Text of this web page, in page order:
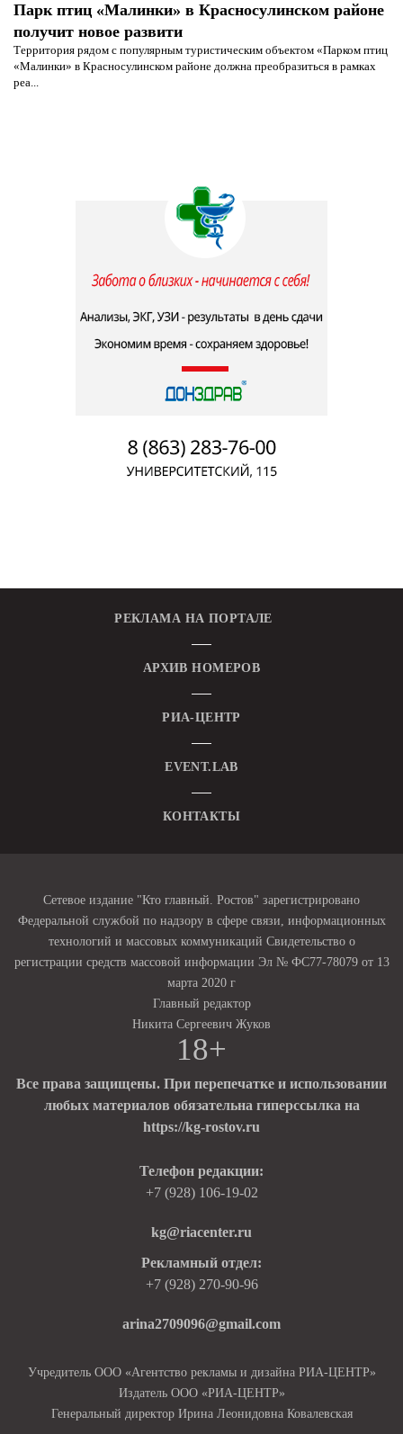
Парк птиц «Малинки» в Красносулинском районе
получит новое развити
Территория рядом с популярным туристическим объектом «Парком птиц
«Малинки» в Красносулинском районе должна преобразиться в рамках
реа...
РЕКЛАМА НА ПОРТАЛЕ
АРХИВ НОМЕРОВ
РИА-ЦЕНТР
EVENT.LAB
КОНТАКТЫ
Сетевое издание "Кто главный. Ростов" зарегистрировано
Федеральной службой по надзору в сфере связи, информационных
технологий и массовых коммуникаций Свидетельство о
регистрации средств массовой информации Эл № ФС77-78079 от 13
марта 2020 г
Главный редактор
Никита Сергеевич Жуков
18+
Все права защищены. При перепечатке и использовании
любых материалов обязательна гиперссылка на
https://kg-rostov.ru
Телефон редакции:
+7 (928) 106-19-02
kg@riacenter.ru
Рекламный отдел:
+7 (928) 270-90-96
arina2709096@gmail.com
Учредитель ООО «Агентство рекламы и дизайна РИА-ЦЕНТР»
Издатель ООО «РИА-ЦЕНТР»
Генеральный директор Ирина Леонидовна Ковалевская